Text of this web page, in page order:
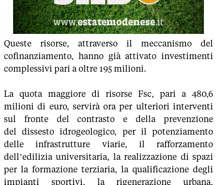
Queste risorse, attraverso il meccanismo del
cofinanziamento, hanno già attivato investimenti
complessivi pari a oltre 195 milioni.
La quota maggiore di risorse Fsc, pari a 480,6
milioni di euro, servirà ora per ulteriori interventi
sul fronte del contrasto e della prevenzione
del dissesto idrogeologico, per il potenziamento
delle infrastrutture viarie, il rafforzamento
dell’edilizia universitaria, la realizzazione di spazi
per la formazione terziaria, la qualificazione degli
impianti sportivi, la rigenerazione urbana,